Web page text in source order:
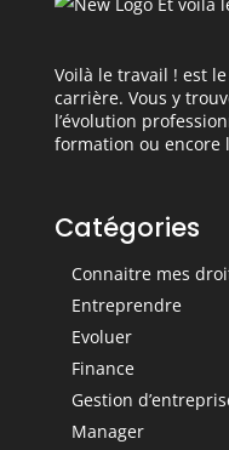
Voilà le travail ! est
carrière. Vous y
l’évolution
formation ou encore
Catégories
Connaitre mes
Entreprendre
Evoluer
Finance
Gestion
Manager